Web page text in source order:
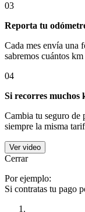
03
Reporta tu
Cada mes envía una
sabremos cuántos
04
Si recorres muchos
Cambia tu seguro de
siempre la misma
Ver video
Cerrar
Por ejemplo:
Si contratas tu pago